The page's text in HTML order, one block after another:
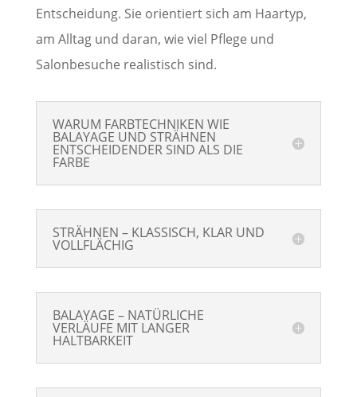
Entscheidung. Sie orientiert sich am Haartyp,
am Alltag und daran, wie viel Pflege und
Salonbesuche realistisch sind.
WARUM FARBTECHNIKEN WIE
BALAYAGE UND STRÄHNEN
ENTSCHEIDENDER SIND ALS DIE
FARBE
STRÄHNEN – KLASSISCH, KLAR UND
VOLLFLÄCHIG
BALAYAGE – NATÜRLICHE
VERLÄUFE MIT LANGER
HALTBARKEIT